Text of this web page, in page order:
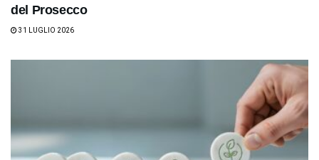
del Prosecco
31 LUGLIO 2026